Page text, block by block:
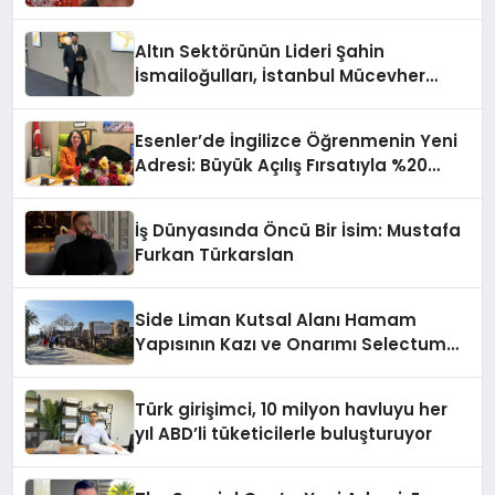
Altın Sektörünün Lideri Şahin
İsmailoğulları, İstanbul Mücevher
Esenler’de İngilizce Öğrenmenin Yeni
Adresi: Büyük Açılış Fırsatıyla %20
İş Dünyasında Öncü Bir İsim: Mustafa
Furkan Türkarslan
Side Liman Kutsal Alanı Hamam
Yapısının Kazı ve Onarımı Selectum
Türk girişimci, 10 milyon havluyu her
yıl ABD’li tüketicilerle buluşturuyor